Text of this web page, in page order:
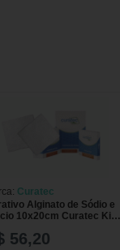
Curatec
Alginato de Sódio e
10x20cm Curatec Kit
56,20